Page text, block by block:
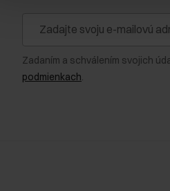
Zadaním a schválením svojich
podmienkach.